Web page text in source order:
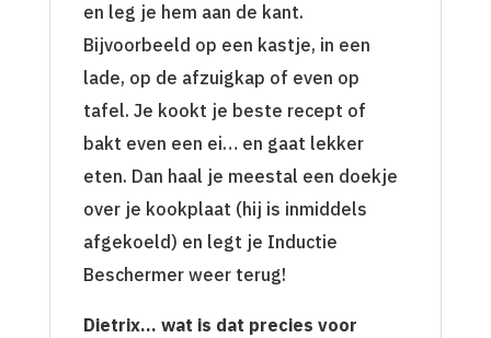
en leg je hem aan de kant.
Bijvoorbeeld op een kastje, in een
lade, op de afzuigkap of even op
tafel. Je kookt je beste recept of
bakt even een ei… en gaat lekker
eten. Dan haal je meestal een doekje
over je kookplaat (hij is inmiddels
afgekoeld) en legt je Inductie
Beschermer weer terug!
Dietrix… wat is dat precies voor